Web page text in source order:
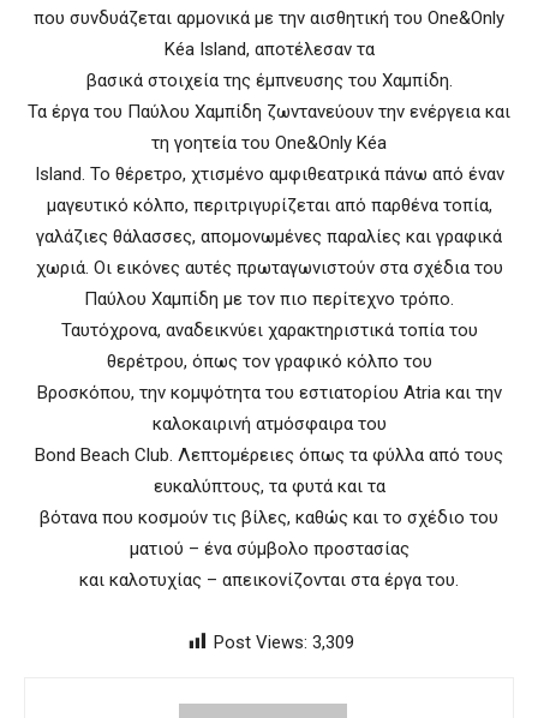
που συνδυάζεται αρμονικά με την αισθητική του One&Only
Kéa Island, αποτέλεσαν τα
βασικά στοιχεία της έμπνευσης του Χαμπίδη.
Τα έργα του Παύλου Χαμπίδη ζωντανεύουν την ενέργεια και
τη γοητεία του One&Only Kéa
Island. Το θέρετρο, χτισμένο αμφιθεατρικά πάνω από έναν
μαγευτικό κόλπο, περιτριγυρίζεται από παρθένα τοπία,
γαλάζιες θάλασσες, απομονωμένες παραλίες και γραφικά
χωριά. Οι εικόνες αυτές πρωταγωνιστούν στα σχέδια του
Παύλου Χαμπίδη με τον πιο περίτεχνο τρόπο.
Ταυτόχρονα, αναδεικνύει χαρακτηριστικά τοπία του
θερέτρου, όπως τον γραφικό κόλπο του
Βροσκόπου, την κομψότητα του εστιατορίου Atria και την
καλοκαιρινή ατμόσφαιρα του
Bond Beach Club. Λεπτομέρειες όπως τα φύλλα από τους
ευκαλύπτους, τα φυτά και τα
βότανα που κοσμούν τις βίλες, καθώς και το σχέδιο του
ματιού – ένα σύμβολο προστασίας
και καλοτυχίας – απεικονίζονται στα έργα του.
Post Views: 3,309